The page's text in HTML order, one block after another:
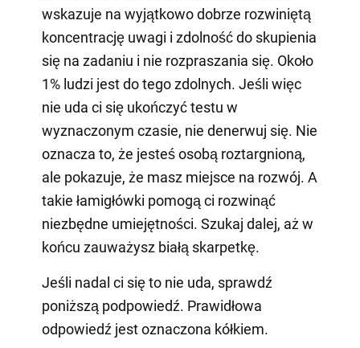
wskazuje na wyjątkowo dobrze rozwiniętą
koncentrację uwagi i zdolność do skupienia
się na zadaniu i nie rozpraszania się. Około
1% ludzi jest do tego zdolnych. Jeśli więc
nie uda ci się ukończyć testu w
wyznaczonym czasie, nie denerwuj się. Nie
oznacza to, że jesteś osobą roztargnioną,
ale pokazuje, że masz miejsce na rozwój. A
takie łamigłówki pomogą ci rozwinąć
niezbędne umiejętności. Szukaj dalej, aż w
końcu zauważysz białą skarpetkę.
Jeśli nadal ci się to nie uda, sprawdź
poniższą podpowiedź. Prawidłowa
odpowiedź jest oznaczona kółkiem.